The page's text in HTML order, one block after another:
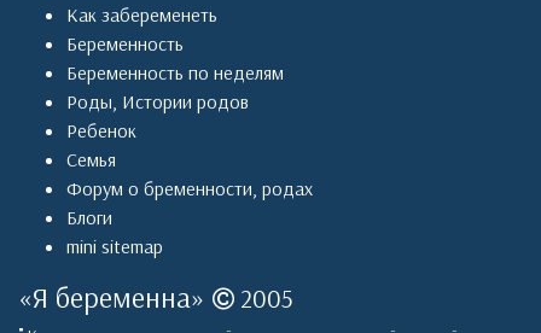
Как забеременеть
Беременность
Беременность по неделям
Роды Истории родов
Ребенок
Семья
Форум о бременности, родах
Блоги
mini sitemap
«Я беременна» 2005